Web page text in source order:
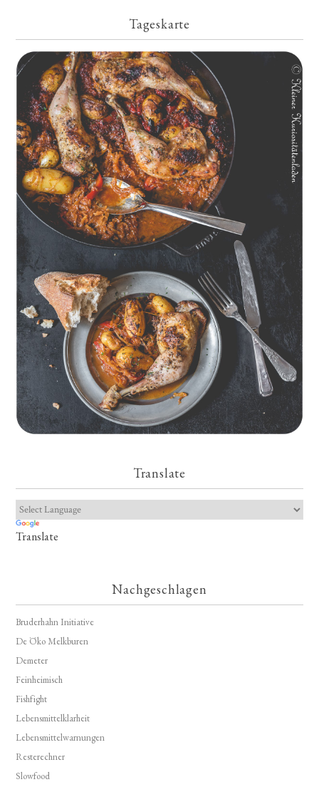
Tageskarte
Geschmorte Hähnchenschenkel auf Paprikakraut und kleinen
Kartoffeln
Translate
Translate
Nachgeschlagen
Bruderhahn Initiative
De Öko Melkburen
Demeter
Feinheimisch
Fishfight
Lebensmittelklarheit
Lebensmittelwarnungen
Resterechner
Slowfood